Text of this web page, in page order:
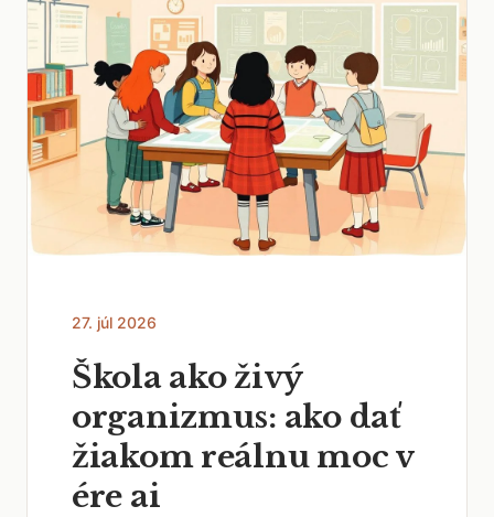
27. júl 2026
Škola ako živý
organizmus: ako dať
žiakom reálnu moc v
ére ai